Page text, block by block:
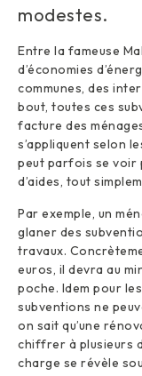
modestes.
Entre la fameuse
d’économies
communes, des
bout, toutes ces
facture des
s’appliquent selon
peut parfois se voir
d’aides, tout
Par exemple, un
glaner des
travaux.
euros, il devra au
poche. Idem pour
subventions ne
on sait qu’une
chiffrer à plusieurs
charge se révèle